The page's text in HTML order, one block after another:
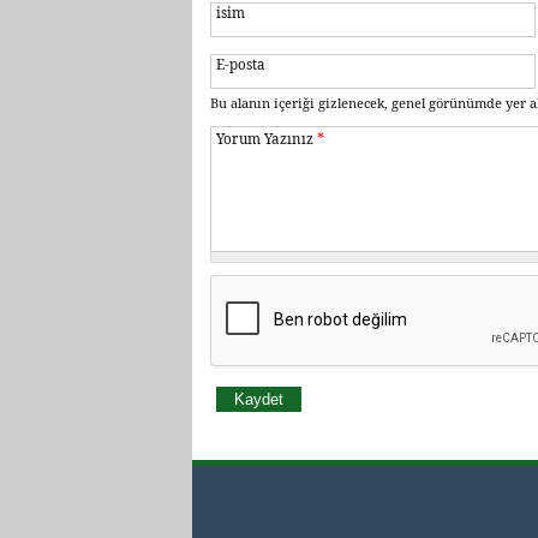
isim
E-posta
Bu alanın içeriği gizlenecek, genel görünümde yer
Yorum Yazınız*